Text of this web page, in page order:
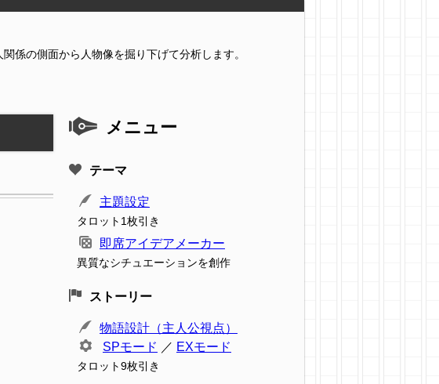
係の側面から人物像を掘り下げて分析します。
メニュー
テーマ
主題設定
タロット1枚引き
即席アイデアメーカー
異質なシチュエーションを創作
ストーリー
物語設計（主人公視点）
SPモード ／ EXモード
タロット9枚引き